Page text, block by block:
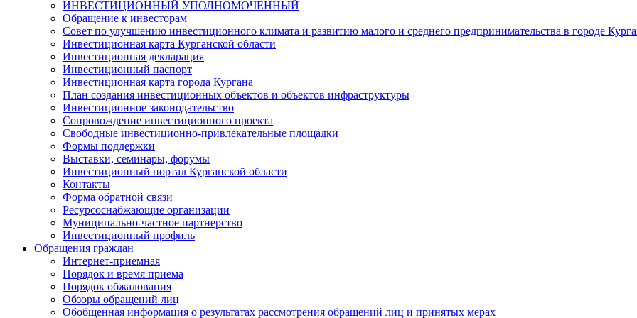
ИНВЕСТИЦИОННЫЙ УПОЛНОМОЧЕННЫЙ
Обращение к инвесторам
Совет по улучшению инвестиционного климата и развитию малого и среднего предпринимательства в городе
Инвестиционная карта Курганской области
Инвестиционная декларация
Инвестиционный паспорт
Инвестиционная карта города Кургана
План создания инвестиционных объектов и объектов инфраструктуры
Инвестиционное законодательство
Сопровождение инвестиционного проекта
Свободные инвестиционно-привлекательные площадки
Формы поддержки
Выставки, семинары, форумы
Инвестиционный портал Курганской области
Контакты
Форма обратной связи
Ресурсоснабжающие организации
Муниципально-частное партнерство
Инвестиционный профиль
Обращения граждан
Интернет-приемная
Порядок и время приема
Порядок обжалования
Обзоры обращений лиц
Обобщенная информация о результатах рассмотрения обращений лиц и принятых мерах